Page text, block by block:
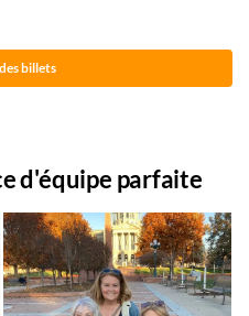
billets
d'équipe parfaite